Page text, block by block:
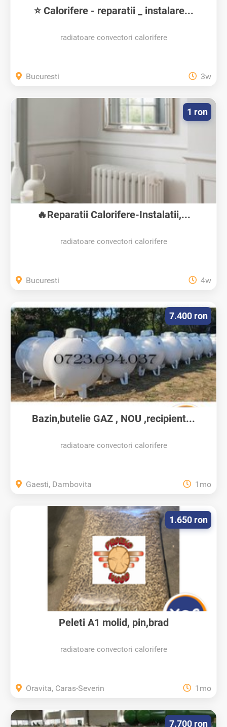
⭐ Calorifere - reparatii _ instalare...
radiatoare convectori calorifere
Bucuresti 3w
🔥Reparatii Calorifere-Instalatii,...
radiatoare convectori calorifere
1 ron
Bucuresti 4w
Bazin,butelie GAZ , NOU ,recipient...
radiatoare convectori calorifere
7.400 ron
Gaesti, Dambovita 1mo
Peleti A1 molid, pin,brad
radiatoare convectori calorifere
1.650 ron
Oravita, Caras-Severin 1mo
7.700 ron